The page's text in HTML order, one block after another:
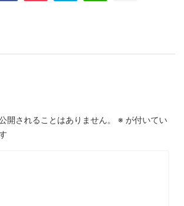
開されることはありません。 ※ が付いてい